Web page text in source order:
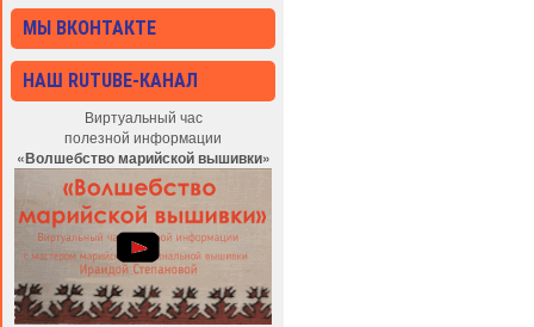
МЫ ВКОНТАКТЕ
НАШ RUTUBE-КАНАЛ
Виртуальный час
полезной информации
«Волшебство марийской вышивки»